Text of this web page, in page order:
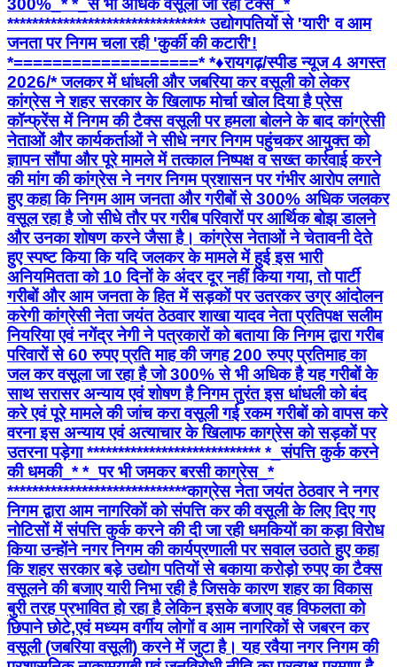
300%_* *_से भी अधिक वसूला जा रहा टैक्स_*
******************************** उद्योगपतियों से 'यारी' व आम
जनता पर निगम चला रही 'कुर्की की कटारी'!
*===================* *♦रायगढ़/स्पीड न्यूज 4 अगस्त
2026/* जलकर में धांधली और जबरिया कर वसूली को लेकर
कांग्रेस ने शहर सरकार के खिलाफ मोर्चा खोल दिया है प्रेस
कॉन्फ्रेंस में निगम की टैक्स वसूली पर हमला बोलने के बाद कांग्रेसी
नेताओं और कार्यकर्ताओं ने सीधे नगर निगम पहुंचकर आयुक्त को
ज्ञापन सौंपा और पूरे मामले में तत्काल निष्पक्ष व सख्त कार्रवाई करने
की मांग की ​कांग्रेस ने नगर निगम प्रशासन पर गंभीर आरोप लगाते
हुए कहा कि निगम आम जनता और गरीबों से 300% अधिक जलकर
वसूल रहा है जो सीधे तौर पर गरीब परिवारों पर आर्थिक बोझ डालने
और उनका शोषण करने जैसा है। कांग्रेस नेताओं ने चेतावनी देते
हुए स्पष्ट किया कि यदि जलकर के मामले में हुई इस भारी
अनियमितता को 10 दिनों के अंदर दूर नहीं किया गया, तो पार्टी
गरीबों और आम जनता के हित में सड़कों पर उतरकर उग्र आंदोलन
करेगी कांग्रेसी नेता जयंत ठेठवार शाखा यादव नेता प्रतिपक्ष सलीम
नियरिया एवं नगेंद्र नेगी ने पत्रकारों को बताया कि निगम द्वारा गरीब
परिवारों से 60 रुपए प्रति माह की जगह 200 रुपए प्रतिमाह का
जल कर वसूला जा रहा है जो 300% से भी अधिक है यह गरीबों के
साथ सरासर अन्याय एवं शोषण है निगम तुरंत इस धांधली को बंद
करे एवं पूरे मामले की जांच करा वसूली गई रकम गरीबों को वापस करे
वरना इस अन्याय एवं अत्याचार के खिलाफ काग्रेस को सड़कों पर
उतरना पड़ेगा **************************** *_​संपत्ति कुर्क करने
की धमकी_* *_पर भी जमकर बरसी काग्रेस_*
***************************** ​काग्रेस नेता जयंत ठेठवार ने नगर
निगम द्वारा आम नागरिकों को संपत्ति कर की वसूली के लिए दिए गए
नोटिसों में संपत्ति कुर्क करने की दी जा रही धमकियों का कड़ा विरोध
किया उन्होंने नगर निगम की कार्यप्रणाली पर सवाल उठाते हुए कहा
कि शहर सरकार बड़े उद्योग पतियों से बकाया करोड़ो रुपए का टैक्स
वसूलने की बजाए यारी निभा रही है जिसके कारण शहर का विकास
बुरी तरह प्रभावित हो रहा है ​लेकिन इसके बजाए वह विफलता को
छिपाने छोटे,एवं मध्यम वर्गीय लोगों व आम नागरिकों से जबरन कर
वसूली (जबरिया वसूली) करने में जुटा है। यह रवैया नगर निगम की